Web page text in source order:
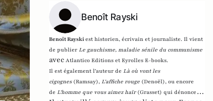
Benoît Rayski
Benoît Rayskiest historien, écrivain et journaliste. Il vient
de publierLe gauchisme, maladie sénile du communisme
avecAtlantico Editions et Eyrolles E-books.
Il est également l'auteur deLà où vont les
cigognes (Ramsay),L'affiche rouge (Denoël), ou encore
deL'homme que vous aimez haïr (Grasset) qui dénonce l'